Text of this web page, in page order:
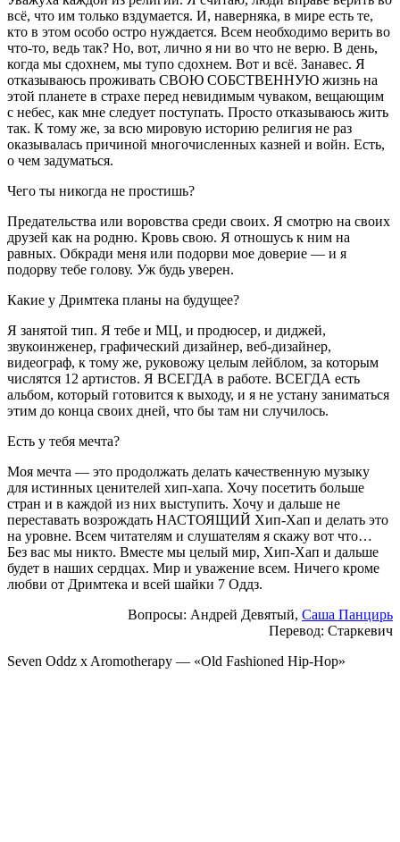
всё, что им только вздумается. И, наверняка, в мире есть те,
кто в этом особо остро нуждается. Всем необходимо верить во
что-то, ведь так? Но, вот, лично я ни во что не верю. В день,
когда мы сдохнем, мы тупо сдохнем. Вот и всё. Занавес. Я
отказываюсь проживать СВОЮ СОБСТВЕННУЮ жизнь на
этой планете в страхе перед невидимым чуваком, вещающим
с небес, как мне следует поступать. Просто отказываюсь жить
так. К тому же, за всю мировую историю религия не раз
оказывалась причиной многочисленных казней и войн. Есть,
о чем задуматься.
Чего ты никогда не простишь?
Предательства или воровства среди своих. Я смотрю на своих
друзей как на родню. Кровь свою. Я отношусь к ним на
равных. Обкради меня или подорви мое доверие — и я
подорву тебе голову. Уж будь уверен.
Какие у Дримтека планы на будущее?
Я занятой тип. Я тебе и МЦ, и продюсер, и диджей,
звукоинженер, графический дизайнер, веб-дизайнер,
видеограф, к тому же, руковожу целым лейблом, за которым
числятся 12 артистов. Я ВСЕГДА в работе. ВСЕГДА есть
альбом, который готовится к выходу, и я не устану заниматься
этим до конца своих дней, что бы там ни случилось.
Есть у тебя мечта?
Моя мечта — это продолжать делать качественную музыку
для истинных ценителей хип-хапа. Хочу посетить больше
стран и в каждой из них выступить. Хочу и дальше не
переставать возрождать НАСТОЯЩИЙ Хип-Хап и делать это
на уровне. Всем читателям и слушателям я скажу вот что…
Без вас мы никто. Вместе мы целый мир, Хип-Хап и дальше
будет в наших сердцах. Мир и уважение всем. Ничего кроме
любви от Дримтека и всей шайки 7 Оддз.
Вопросы: Андрей Девятый, Саша Панцирь
Перевод: Старкевич
Seven Oddz x Aromotherapy — «Old Fashioned Hip​-​Hop»